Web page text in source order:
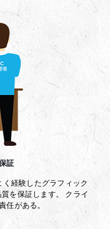
証
経験したグラフィック
を保証します。 クライ
任がある。